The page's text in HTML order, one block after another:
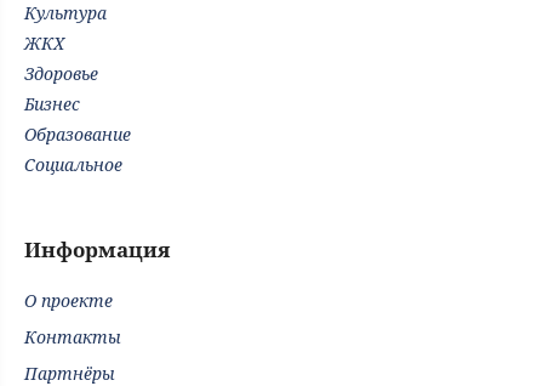
Культура
ЖКХ
Здоровье
Бизнес
Образование
Социальное
Информация
О проекте
Контакты
Партнёры